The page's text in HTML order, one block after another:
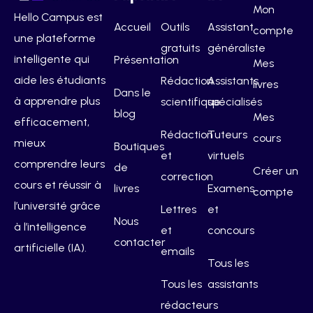
Hello Campus est
une plateforme
intelligente qui
aide les étudiants
à apprendre plus
efficacement,
mieux
comprendre leurs
cours et réussir à
l’université grâce
à l’intelligence
artificielle (IA).
Accueil
Présentation
Dans le
blog
Boutiques
de
livres
Nous
contacter
Outils
gratuits
Rédaction
scientifique
Rédaction
et
correction
Lettres
et
emails
Tous les
rédacteurs
Assistant
généraliste
Assistants
spécialisés
Tuteurs
virtuels
Examens
et
concours
Tous les
assistants
Mon
compte
Mes
livres
Mes
cours
Créer un
compte